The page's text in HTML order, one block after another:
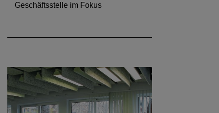
Geschäftsstelle im Fokus